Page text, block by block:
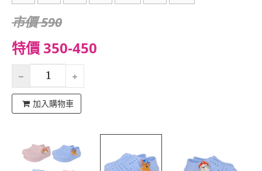
市價 590
特價 350-450
加入購物車